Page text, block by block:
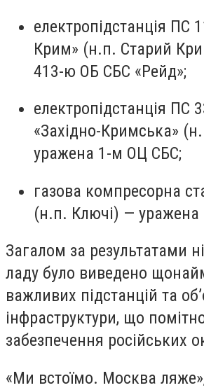
електропідстанція ПС
Крим» (н.п. Старий
413-ю ОБ СБС «Рейд»;
електропідстанція ПС
«Західно-Кримська»
уражена 1-м ОЦ СБС;
газова компресорна
(н.п. Ключі) —
Загалом за результатами
ладу було виведено
важливих підстанцій та
інфраструктури, що
забезпечення російських
«Ми встоїмо. Москва